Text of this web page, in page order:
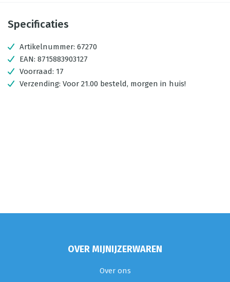
Specificaties
Artikelnummer: 67270
EAN: 8715883903127
Voorraad: 17
Verzending: Voor 21.00 besteld, morgen in huis!
OVER MIJNIJZERWAREN
Over ons